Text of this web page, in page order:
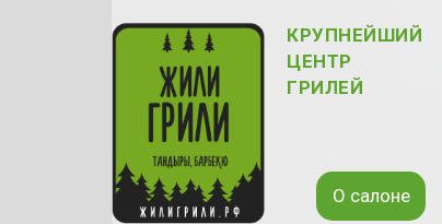
КРУПНЕЙШИЙ
ЦЕНТР
ГРИЛЕЙ
О салоне